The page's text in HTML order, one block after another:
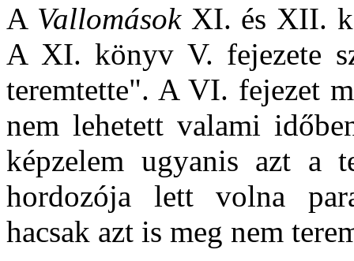
A VallomásokXI. és XII.
A XI. könyv V. fejezete
teremtette". A VI. fejezet
nem lehetett valami
képzelem ugyanis azt a
hordozója lett volna
hacsak azt is meg nem